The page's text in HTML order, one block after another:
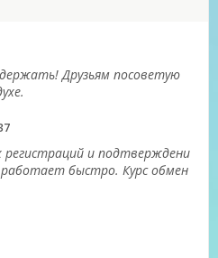
Друзьям посоветую
регистраций и подтверждени
быстро. Курс обмен